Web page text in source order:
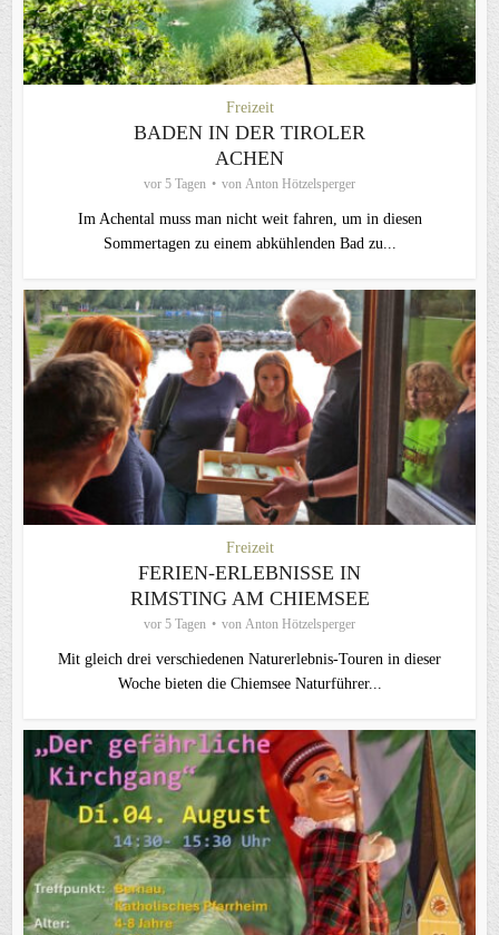
Freizeit
BADEN IN DER TIROLER
ACHEN
vor 5 Tagen von Anton Hötzelsperger
Im Achental muss man nicht weit fahren, um in diesen
Sommertagen zu einem abkühlenden Bad zu...
Freizeit
FERIEN-ERLEBNISSE IN
RIMSTING AM CHIEMSEE
vor 5 Tagen von Anton Hötzelsperger
Mit gleich drei verschiedenen Naturerlebnis-Touren in dieser
Woche bieten die Chiemsee Naturführer...